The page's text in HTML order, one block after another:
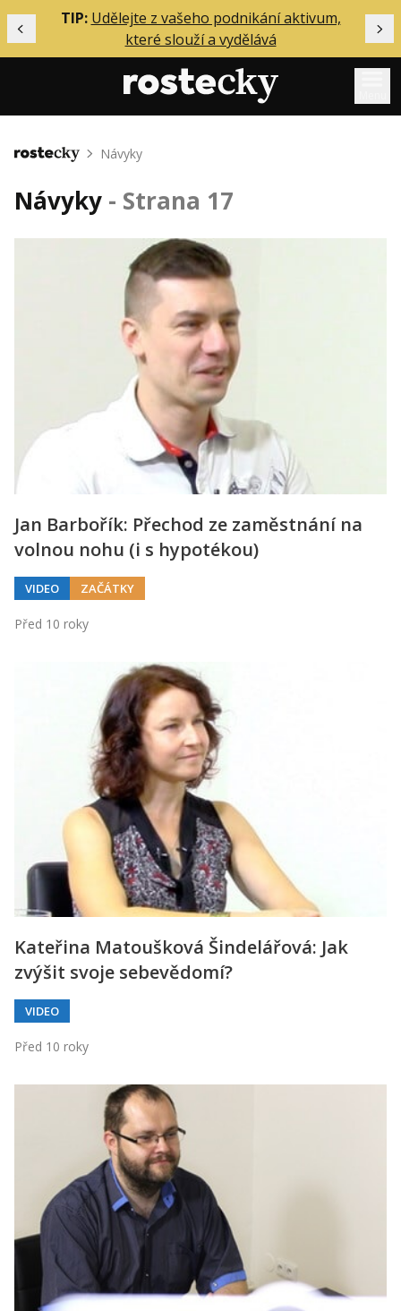
Předchozí
TIP: Udělejte z vašeho podnikání aktivum,
které slouží a vydělává
Mentoring
Solo
Obchodní podmínky
Hledaná fráze Hledat
Domů Návyky
Návyky - Strana 17
Jan Barbořík: Přechod ze zaměstnání na
volnou nohu (i s hypotékou)
VIDEO ZAČÁTKY
Před 10 roky
Kateřina Matoušková Šindelářová: Jak
zvýšit svoje sebevědomí?
VIDEO
Před 10 roky